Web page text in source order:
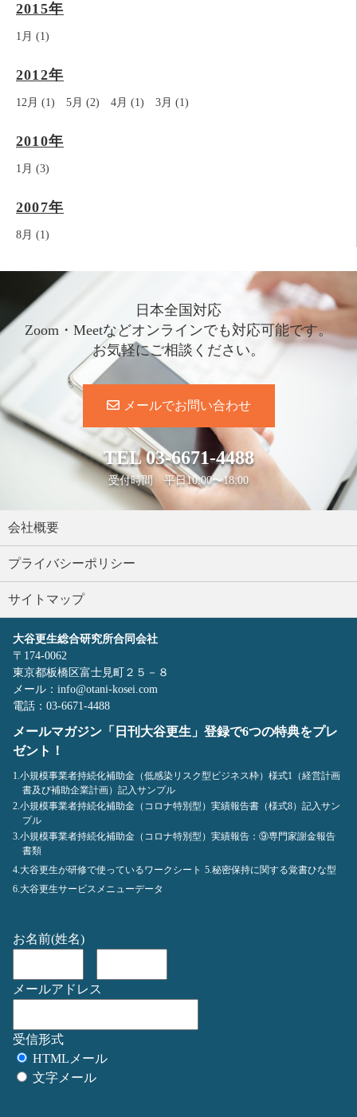
2015年
1月 (1)
2012年
12月 (1) 5月 (2) 4月 (1) 3月 (1)
2010年
1月 (3)
2007年
8月 (1)
日本全国対応
Zoom・Meetなどオンラインでも対応可能です。
お気軽にご相談ください。
メールでお問い合わせ
TEL03-6671-4488
受付時間 平日10:00〜18:00
会社概要
プライバシーポリシー
サイトマップ
大谷更生総合研究所合同会社
〒174-0062
東京都板橋区富士見町２５－８
メール：info@otani-kosei.com
電話：03-6671-4488
メールマガジン「日刊大谷更生」登録で6つの特典をプレ
ゼント！
1.小規模事業者持続化補助金（低感染リスク型ビジネス枠）様式1（経営計画
書及び補助企業計画）記入サンプル
2.小規模事業者持続化補助金（コロナ特別型）実績報告書（様式8）記入サン
プル
3.小規模事業者持続化補助金（コロナ特別型）実績報告：⑨専門家謝金報告
書類
4.大谷更生が研修で使っているワークシート 5.秘密保持に関する覚書ひな型
6.大谷更生サービスメニューデータ
お名前(姓名)
メールアドレス
受信形式
HTMLメール
文字メール